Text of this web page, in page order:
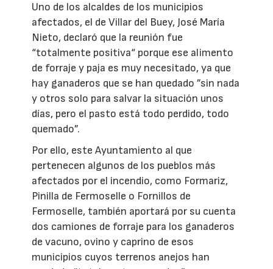
Uno de los alcaldes de los municipios
afectados, el de Villar del Buey, José María
Nieto, declaró que la reunión fue
“totalmente positiva“ porque ese alimento
de forraje y paja es muy necesitado, ya que
hay ganaderos que se han quedado ”sin nada
y otros solo para salvar la situación unos
días, pero el pasto está todo perdido, todo
quemado”.
Por ello, este Ayuntamiento al que
pertenecen algunos de los pueblos más
afectados por el incendio, como Formariz,
Pinilla de Fermoselle o Fornillos de
Fermoselle, también aportará por su cuenta
dos camiones de forraje para los ganaderos
de vacuno, ovino y caprino de esos
municipios cuyos terrenos anejos han